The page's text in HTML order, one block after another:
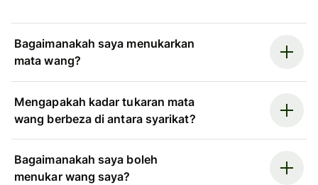
Bagaimanakah saya menukarkan
mata wang?
Mengapakah kadar tukaran mata
wang berbeza di antara syarikat?
Bagaimanakah saya boleh
menukar wang saya?